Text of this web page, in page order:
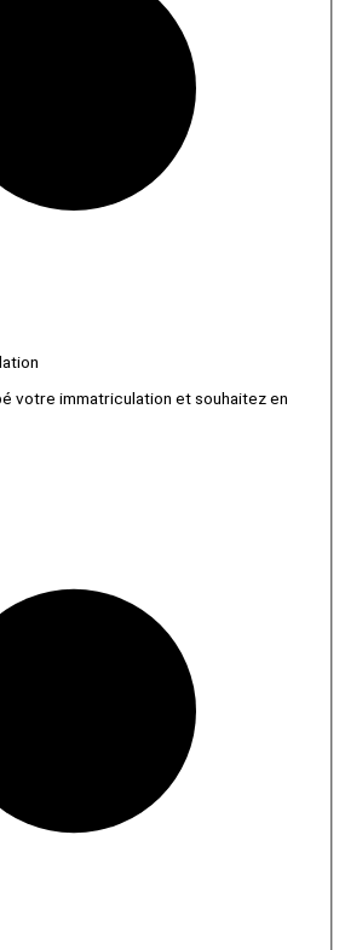
votre immatriculation et souhaitez en